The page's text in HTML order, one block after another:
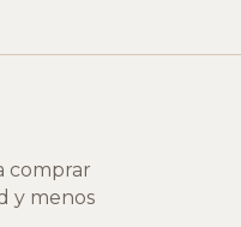
comprar
y menos